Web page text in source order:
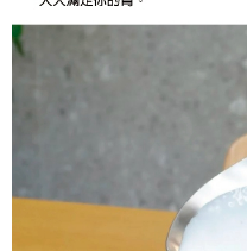
「AFTEE先享後付」，若未經同
４．使用「AFTEE先享後付」時
時審查核予不同之上限額度；若
５．嚴禁一人註冊多個帳號或使
恩沛科技股份有限公司將有權停